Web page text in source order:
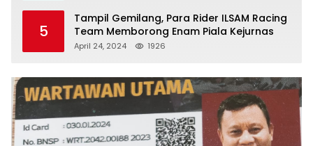
5
Tampil Gemilang, Para Rider ILSAM Racing
Team Memborong Enam Piala Kejurnas
April 24, 2024 1926